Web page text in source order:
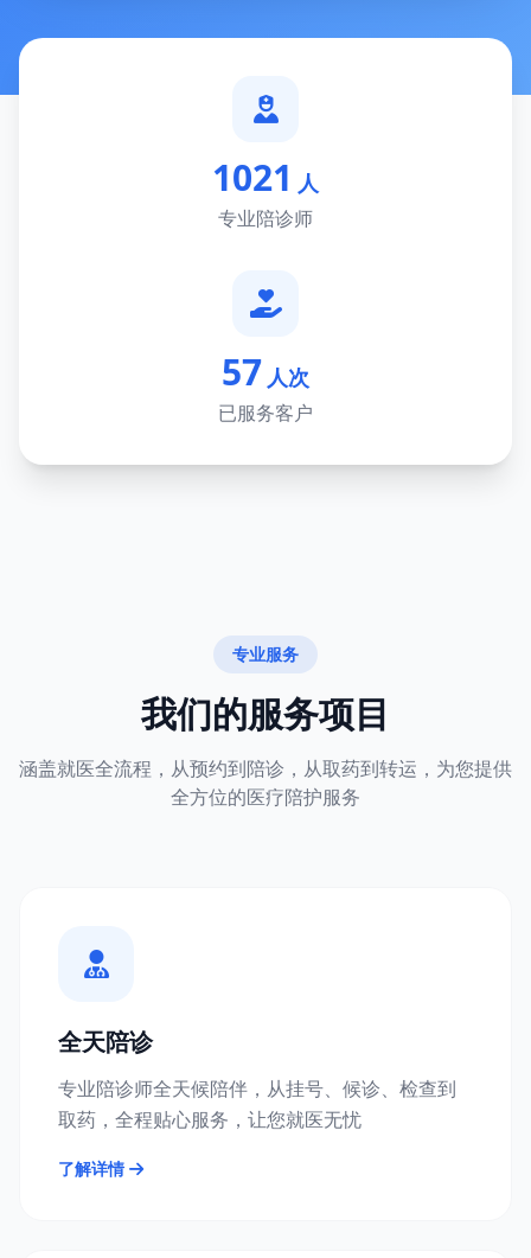
1021 人
专业陪诊师
57 人次
已服务客户
专业服务
我们的服务项目
涵盖就医全流程，从预约到陪诊，从取药到转运，为您提供
全方位的医疗陪护服务
全天陪诊
专业陪诊师全天候陪伴，从挂号、候诊、检查到
取药，全程贴心服务，让您就医无忧
了解详情